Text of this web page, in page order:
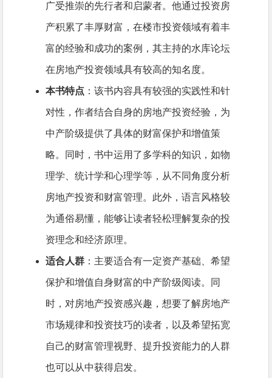
广受推崇的先行者和启蒙者。他通过投资房
产积累了丰厚财富，在楼市投资领域有着丰
富的经验和成功的案例，其主持的水库论坛
在房地产投资领域具有较高的知名度。
本书特点 ：该书内容具有较强的实践性和针
对性，作者结合自身的房地产投资经验，为
中产阶级提供了具体的财富保护和增值策
略。同时，书中运用了多学科的知识，如物
理学、统计学和心理学等，从不同角度分析
房地产投资和财富管理。此外，语言风格较
为通俗易懂，能够让读者轻松理解复杂的投
资理念和经济原理。
适合人群 ：主要适合有一定资产基础、希望
保护和增值自身财富的中产阶级阅读。同
时，对房地产投资感兴趣，想要了解房地产
市场规律和投资技巧的读者，以及希望拓宽
自己的财富管理视野、提升投资能力的人群
也可以从中获得启发。